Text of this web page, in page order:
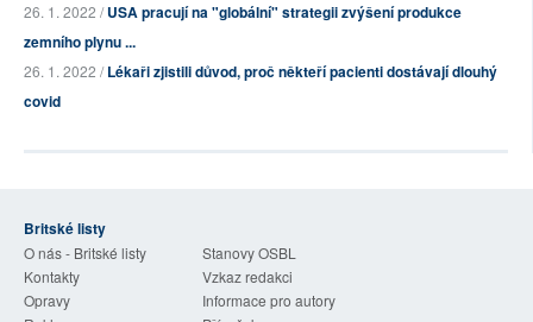
26. 1. 2022 /USA pracují na "globální" strategii zvýšení produkce
zemního plynu ...
26. 1. 2022 /Lékaři zjistili důvod, proč někteří pacienti dostávají dlouhý
covid
Britské listy
O nás - Britské listy
Stanovy OSBL
Kontakty
Vzkaz redakci
Opravy
Informace pro autory